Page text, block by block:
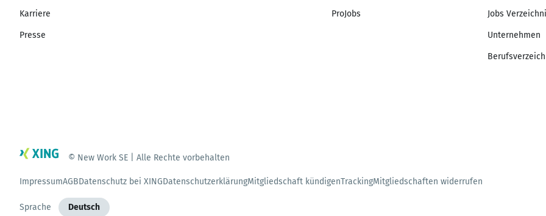
Karriere
Presse
ProJobs Jobs
Unternehmen
© New Work SE | Alle Rechte vorbehalten
ImpressumAGBDatenschutz bei XINGDatenschutzerklärungMitgliedschaft kündigenTrackingMitgliedschaften widerrufen
Sprache Deutsch